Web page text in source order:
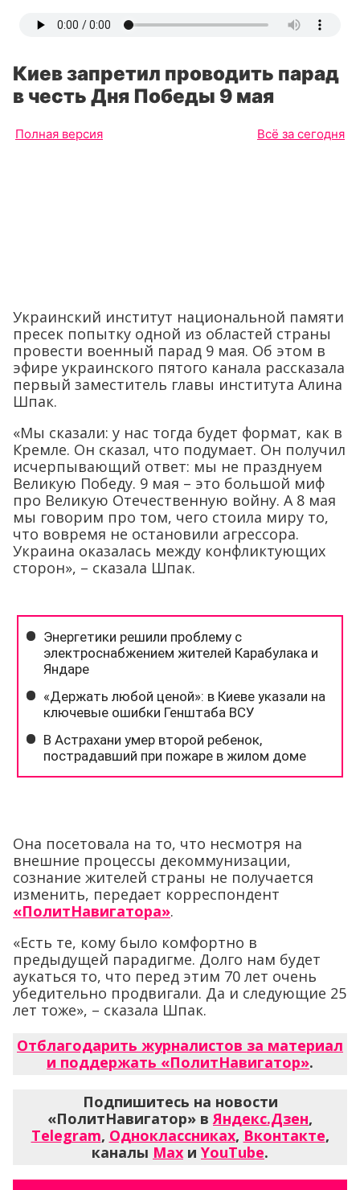
Киев запретил проводить парад
в честь Дня Победы 9 мая
Полная версия Всё за сегодня
Украинский институт национальной памяти
пресек попытку одной из областей страны
провести военный парад 9 мая. Об этом в
эфире украинского пятого канала рассказала
первый заместитель главы института Алина
Шпак.
«Мы сказали: у нас тогда будет формат, как в
Кремле. Он сказал, что подумает. Он получил
исчерпывающий ответ: мы не празднуем
Великую Победу. 9 мая – это большой миф
про Великую Отечественную войну. А 8 мая
мы говорим про том, чего стоила миру то,
что вовремя не остановили агрессора.
Украина оказалась между конфликтующих
сторон», – сказала Шпак.
Она посетовала на то, что несмотря на
внешние процессы декоммунизации,
сознание жителей страны не получается
изменить, передает корреспондент
«ПолитНавигатора».
«Есть те, кому было комфортно в
предыдущей парадигме. Долго нам будет
аукаться то, что перед этим 70 лет очень
убедительно продвигали. Да и следующие 25
лет тоже», – сказала Шпак.
Отблагодарить журналистов за материал
и поддержать «ПолитНавигатор».
Подпишитесь на новости
«ПолитНавигатор» вЯндекс.Дзен,
Telegram, Одноклассниках, Вконтакте,
каналы Max и YouTube.